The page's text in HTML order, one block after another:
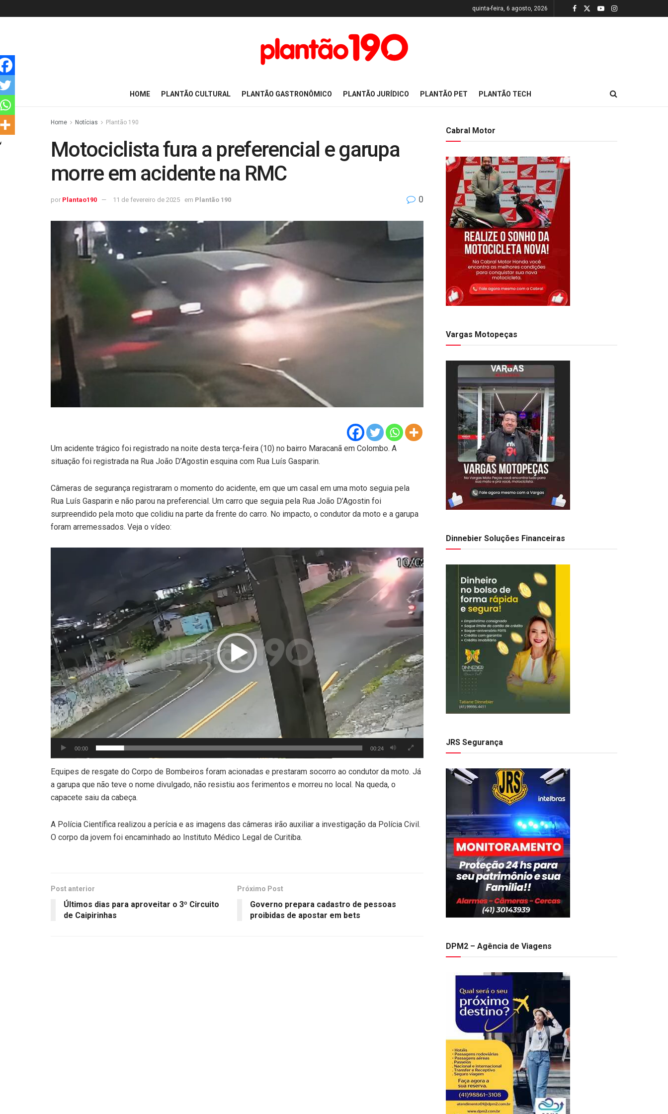
quinta-feira, 6 agosto, 2026
HOME PLANTÃO CULTURAL PLANTÃO GASTRONÔMICO PLANTÃO JURÍDICO PLANTÃO PET PLANTÃO TECH
Home Notícias Plantão 190
Motociclista fura a preferencial e garupa
morre em acidente na RMC
por Plantao190 11 de fevereiro de 2025 em Plantão 190 0
Um acidente trágico foi registrado na noite desta terça-feira (10) no bairro Maracanã em Colombo. A
situação foi registrada na Rua João D’Agostin esquina com Rua Luís Gasparin.
Câmeras de segurança registraram o momento do acidente, em que um casal em uma moto seguia pela
Rua Luís Gasparin e não parou na preferencial. Um carro que seguia pela Rua João D’Agostin foi
surpreendido pela moto que colidiu na parte da frente do carro. No impacto, o condutor da moto e a garupa
foram arremessados. Veja o vídeo:
00:00 00:24
Equipes de resgate do Corpo de Bombeiros foram acionadas e prestaram socorro ao condutor da moto. Já
a garupa que não teve o nome divulgado, não resistiu aos ferimentos e morreu no local. Na queda, o
capacete saiu da cabeça.
A Polícia Científica realizou a perícia e as imagens das câmeras irão auxiliar a investigação da Polícia Civil.
O corpo da jovem foi encaminhado ao Instituto Médico Legal de Curitiba.
Post anterior
Últimos dias para aproveitar o 3º Circuito
de Caipirinhas
Próximo Post
Governo prepara cadastro de pessoas
proibidas de apostar em bets
Cabral Motor
Vargas Motopeças
Dinnebier Soluções Financeiras
JRS Segurança
DPM2 – Agência de Viagens